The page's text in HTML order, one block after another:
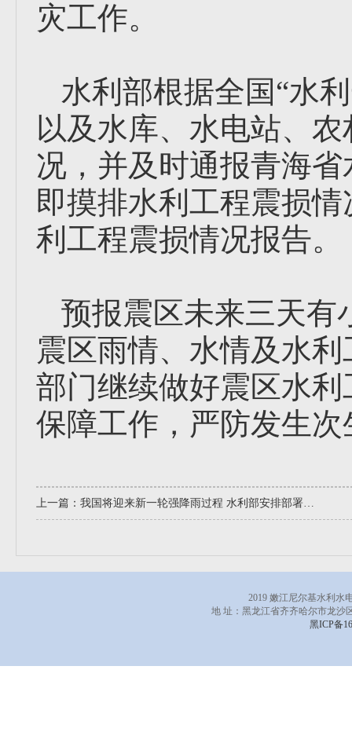
灾工作。
水利部根据全国“水
以及水库、水电站、
况，并及时通报青海
即摸排水利工程震损
利工程震损情况报告。
预报震区未来三天有
震区雨情、水情及水
部门继续做好震区水
保障工作，严防发生次
上一篇： 我国将迎来新一轮强降雨过程 水利部安排部署暴雨洪水防御工作
2019 嫩江尼尔基水利水
地 址：黑龙江省齐齐哈尔市龙
黑ICP备